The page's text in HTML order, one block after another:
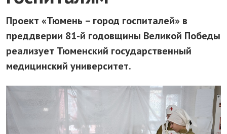
Проект «Тюмень – город госпиталей» в
преддверии 81-й годовщины Великой Победы
реализует Тюменский государственный
медицинский университет.